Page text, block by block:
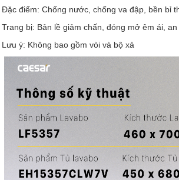
Đặc điểm: Chống nước, chống va đập, bền bỉ
Trang bị: Bản lề giảm chấn, đóng mở êm ái, an
Lưu ý: Không bao gồm vòi và bộ xả